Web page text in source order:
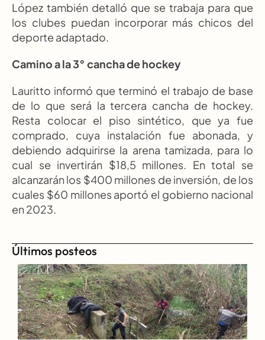
López también detalló que se trabaja para que
los clubes puedan incorporar más chicos del
deporte adaptado.
Camino a la 3° cancha de hockey
Lauritto informó que terminó el trabajo de base
de lo que será la tercera cancha de hockey.
Resta colocar el piso sintético, que ya fue
comprado, cuya instalación fue abonada, y
debiendo adquirirse la arena tamizada, para lo
cual se invertirán $18,5 millones. En total se
alcanzarán los $400 millones de inversión, de los
cuales $60 millones aportó el gobierno nacional
en 2023.
Últimos posteos